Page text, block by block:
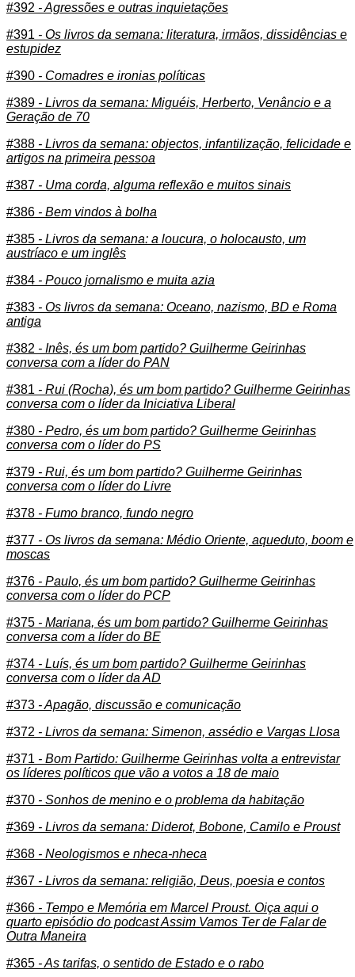
#392 - Agressões e outras inquietações
#391 - Os livros da semana: literatura, irmãos, dissidências e
estupidez
#390 - Comadres e ironias políticas
#389 - Livros da semana: Miguéis, Herberto, Venâncio e a
Geração de 70
#388 - Livros da semana: objectos, infantilização, felicidade e
artigos na primeira pessoa
#387 - Uma corda, alguma reflexão e muitos sinais
#386 - Bem vindos à bolha
#385 - Livros da semana: a loucura, o holocausto, um
austríaco e um inglês
#384 - Pouco jornalismo e muita azia
#383 - Os livros da semana: Oceano, nazismo, BD e Roma
antiga
#382 - Inês, és um bom partido? Guilherme Geirinhas
conversa com a líder do PAN
#381 - Rui (Rocha), és um bom partido? Guilherme Geirinhas
conversa com o líder da Iniciativa Liberal
#380 - Pedro, és um bom partido? Guilherme Geirinhas
conversa com o líder do PS
#379 - Rui, és um bom partido? Guilherme Geirinhas
conversa com o líder do Livre
#378 - Fumo branco, fundo negro
#377 - Os livros da semana: Médio Oriente, aqueduto, boom e
moscas
#376 - Paulo, és um bom partido? Guilherme Geirinhas
conversa com o líder do PCP
#375 - Mariana, és um bom partido? Guilherme Geirinhas
conversa com a líder do BE
#374 - Luís, és um bom partido? Guilherme Geirinhas
conversa com o líder da AD
#373 - Apagão, discussão e comunicação
#372 - Livros da semana: Simenon, assédio e Vargas Llosa
#371 - Bom Partido: Guilherme Geirinhas volta a entrevistar
os líderes políticos que vão a votos a 18 de maio
#370 - Sonhos de menino e o problema da habitação
#369 - Livros da semana: Diderot, Bobone, Camilo e Proust
#368 - Neologismos e nheca-nheca
#367 - Livros da semana: religião, Deus, poesia e contos
#366 - Tempo e Memória em Marcel Proust. Oiça aqui o
quarto episódio do podcast Assim Vamos Ter de Falar de
Outra Maneira
#365 - As tarifas, o sentido de Estado e o rabo